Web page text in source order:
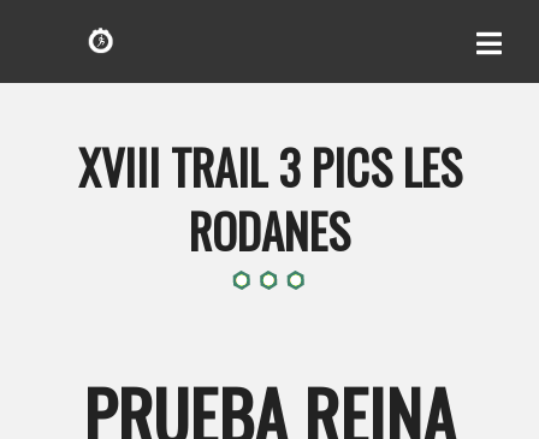
XVIII TRAIL 3 PICS LES
RODANES
PRUEBA REINA